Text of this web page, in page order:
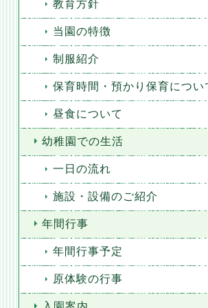
教育方針
当園の特徴
制服紹介
保育時間・預かり保育につい
昼食について
幼稚園での生活
一日の流れ
施設・設備のご紹介
年間行事
年間行事予定
原体験の行事